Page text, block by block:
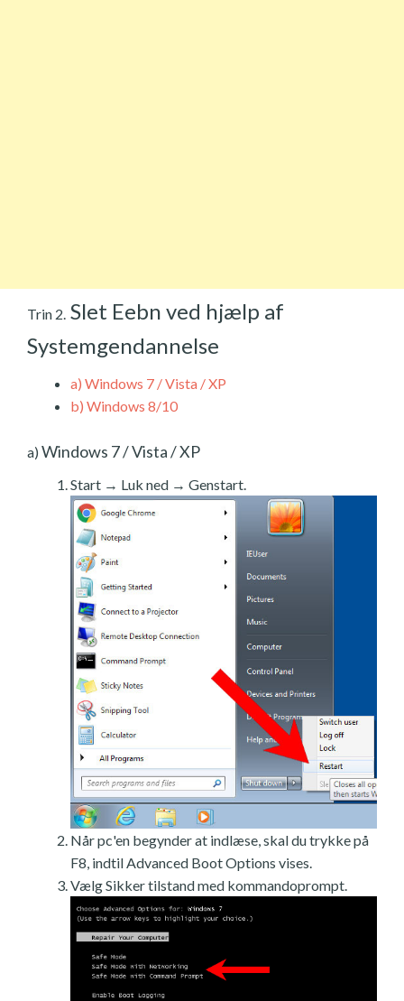
Trin 2. Slet Eebn ved hjælp af
Systemgendannelse
a) Windows 7 / Vista / XP
b) Windows 8/10
a) Windows 7 / Vista / XP
Start → Luk ned → Genstart.
Når pc'en begynder at indlæse, skal du trykke på
F8, indtil Advanced Boot Options vises.
Vælg Sikker tilstand med kommandoprompt.